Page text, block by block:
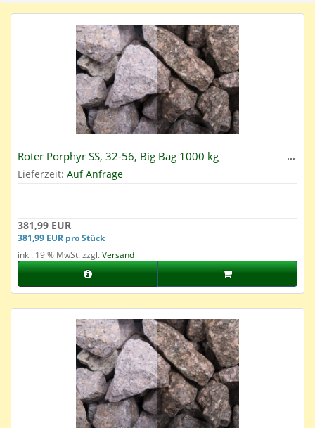
Roter Porphyr SS, 32-56, Big Bag 1000 kg
Lieferzeit: Auf Anfrage
381,99 EUR
381,99 EUR pro Stück
inkl. 19 % MwSt. zzgl.Versand